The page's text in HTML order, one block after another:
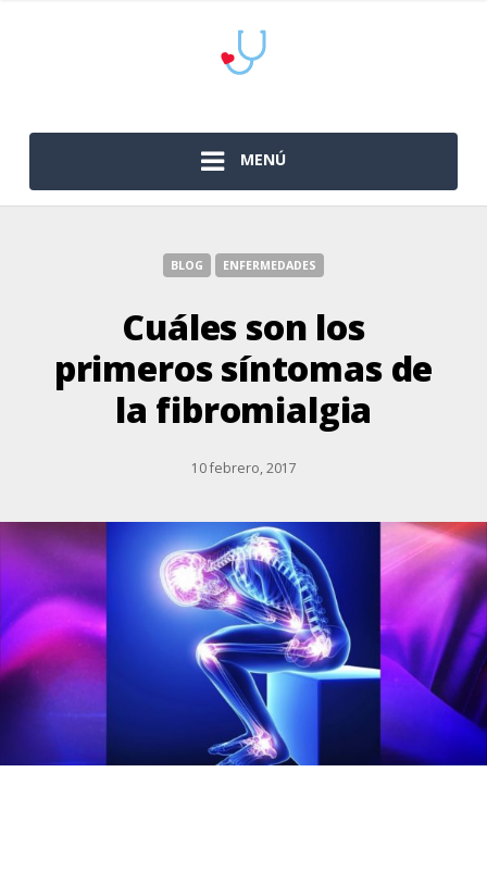
MENÚ
BLOG ENFERMEDADES
Cuáles son los
primeros síntomas de
la fibromialgia
10 febrero, 2017